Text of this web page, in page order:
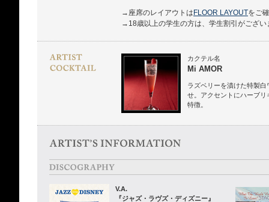
→座席のレイアウトは FLOOR LAYOUTをご
→18歳以上の学生の方は、学生割引がござい
カクテル名
Mi AMOR
ラズベリーを漬けた特製
せ。アクセントにハーブ
特徴。
V.A.
『ジャズ・ラヴズ・ディズニー』